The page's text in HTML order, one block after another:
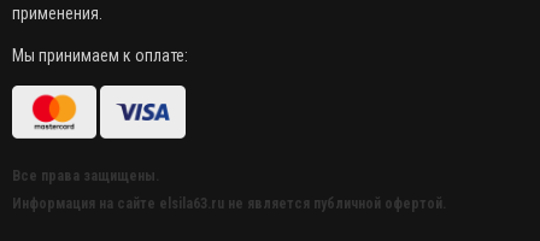
применения.
Мы принимаем к оплате:
Все права защищены.
Информация на сайте elsila63.ru не является публичной офертой.